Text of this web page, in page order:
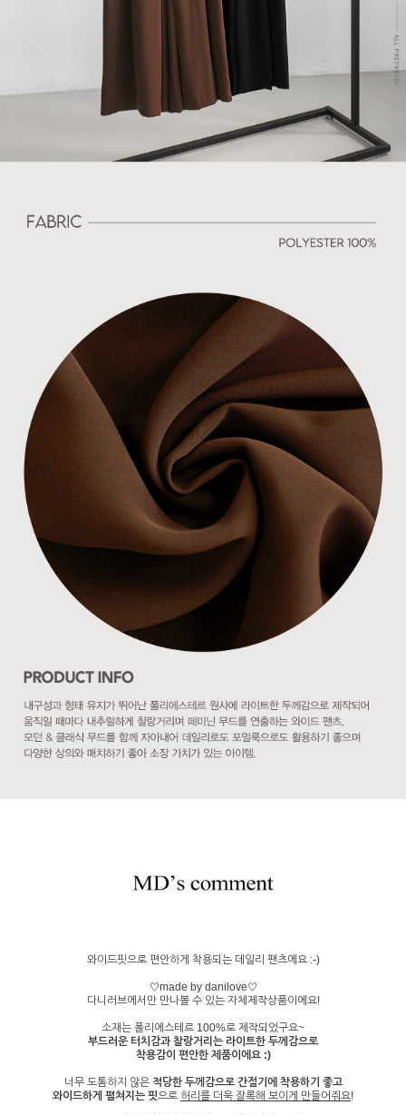
와이드핏으로 편안하게 착용되는 데일리 팬츠에요 :-)
♡made by danilove♡
다니러브에서만 만나볼 수 있는 자체제작상품이에요!
소재는 폴리에스테르 100%로 제작되었구요~
부드러운 터치감과 찰랑거리는 라이트한 두께감으로
착용감이 편안한 제품이에요 :)
너무 도톰하지 않은적당한 두께감으로 간절기에 착용하기 좋고
와이드하게 펼쳐지는 핏으로 허리를 더욱 잘록해 보이게 만들어줘요!